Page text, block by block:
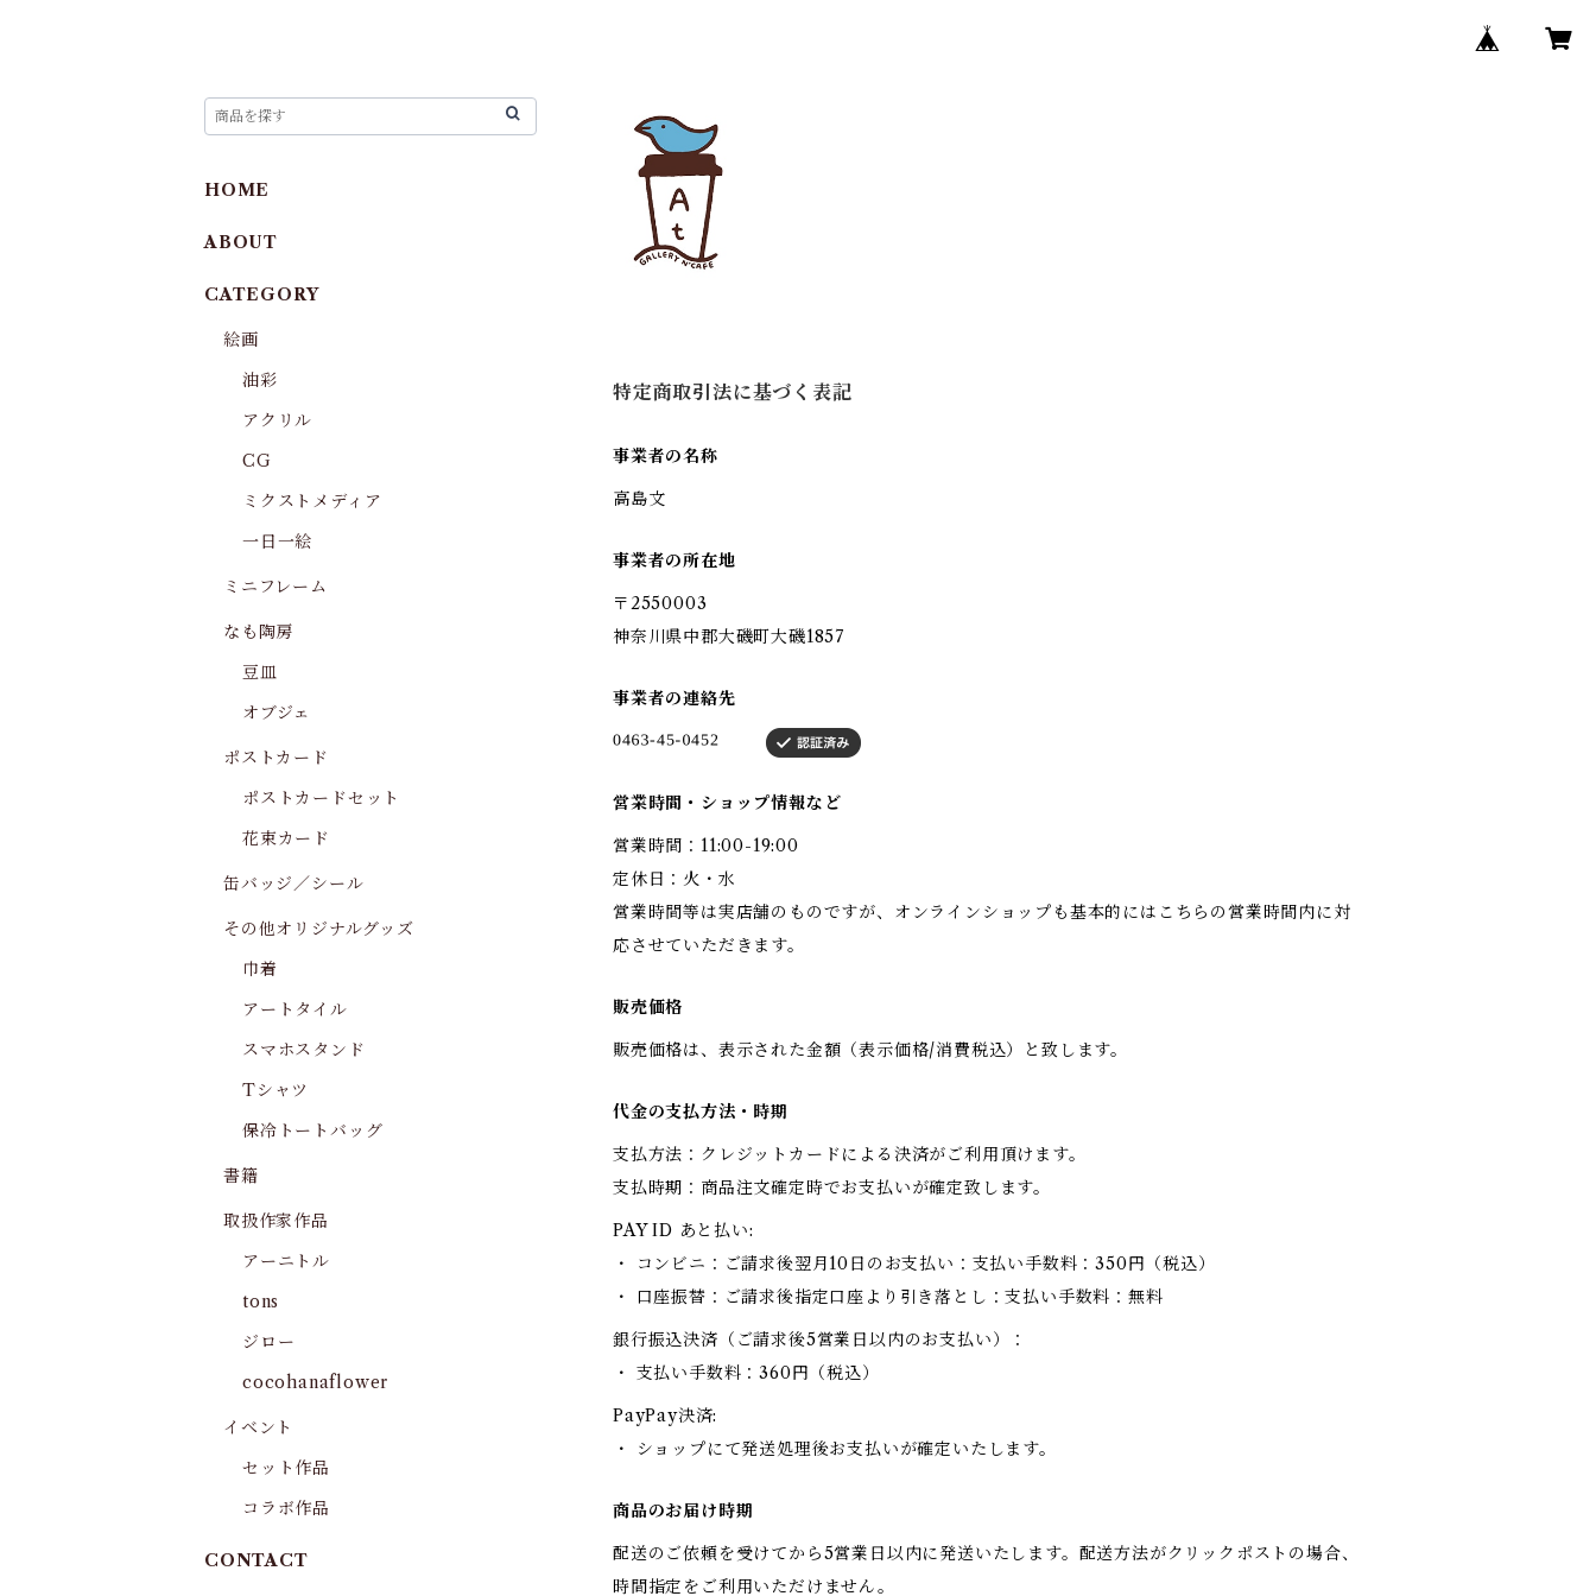
特定商取引法に基づく表記
事業者の名称
高島文
事業者の所在地
〒2550003
神奈川県中郡大磯町大磯1857
事業者の連絡先
営業時間・ショップ情報など
営業時間：11:00-19:00
定休日：火・水
営業時間等は実店舗のものですが、オンラインショップも基本的にはこちらの営業時間内に対
応させていただきます。
販売価格
販売価格は、表示された金額（表示価格/消費税込）と致します。
代金の支払方法・時期
支払方法：クレジットカードによる決済がご利用頂けます。
支払時期：商品注文確定時でお支払いが確定致します。
PAY ID あと払い:
・ コンビニ：ご請求後翌月10日のお支払い：支払い手数料：350円（税込）
・ 口座振替：ご請求後指定口座より引き落とし：支払い手数料：無料
銀行振込決済（ご請求後5営業日以内のお支払い）：
・ 支払い手数料：360円（税込）
PayPay決済:
・ ショップにて発送処理後お支払いが確定いたします。
商品のお届け時期
配送のご依頼を受けてから5営業日以内に発送いたします。配送方法がクリックポストの場合、
時間指定をご利用いただけません。
HOME
ABOUT
CATEGORY
絵画
油彩
アクリル
CG
ミクストメディア
一日一絵
ミニフレーム
なも陶房
豆皿
オブジェ
ポストカード
ポストカードセット
花束カード
缶バッジ／シール
その他オリジナルグッズ
巾着
アートタイル
スマホスタンド
Tシャツ
保冷トートバッグ
書籍
取扱作家作品
アーニトル
tons
ジロー
cocohanaflower
イベント
セット作品
コラボ作品
CONTACT